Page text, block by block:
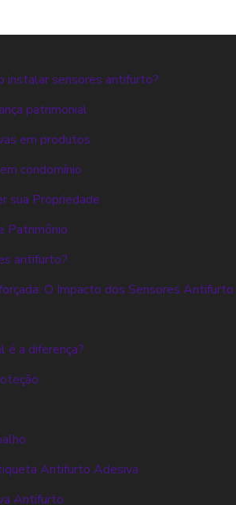
instalar sensores antifurto?
patrimonial
em produtos
condomínio
sua Propriedade
Patrimônio
antifurto?
O Impacto dos Sensores Antifurto
é a diferença?
Antifurto Adesiva
Antifurto